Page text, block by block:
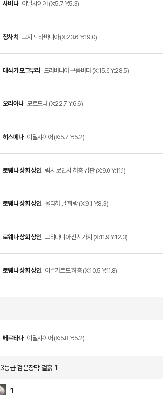
사비나 이딜샤이어 (X:5.7 Y:5.3)
장사치 고지 드라바니아 (X:23.6 Y:19.0)
대식가 모그무리 드라바니아 구름바다 (X:15.9 Y:28.5)
오리아나 모르도나 (X:22.7 Y:6.6)
히스메나 이딜샤이어 (X:5.7 Y:5.2)
로웨나 상회 상인 림사 로민사 하층 갑판 (X:9.0 Y:11.1)
로웨나 상회 상인 울다하 날 회랑 (X:9.1 Y:8.3)
로웨나 상회 상인 그리다니아 신시가지 (X:11.9 Y:12.3)
로웨나 상회 상인 이슈가르드 하층 (X:10.5 Y:11.8)
베르타나 이딜샤이어 (X:5.8 Y:5.2)
3등급 검은장막 겉흙 1
1